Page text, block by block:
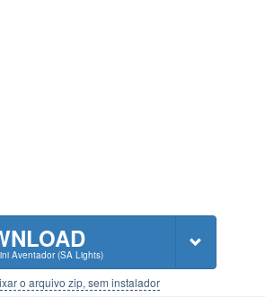
Aventador (SA Lights)
o arquivo zip, sem instalador